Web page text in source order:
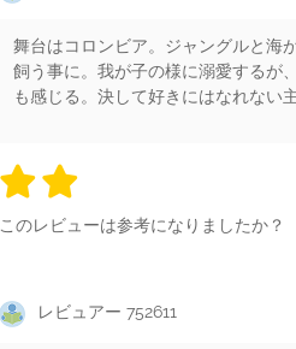
舞台はコロンビア。ジャングルと海
飼う事に。我が子の様に溺愛するが
も感じる。決して好きにはなれない
2 stars
このレビューは参考になりましたか？
レビュアー 752611